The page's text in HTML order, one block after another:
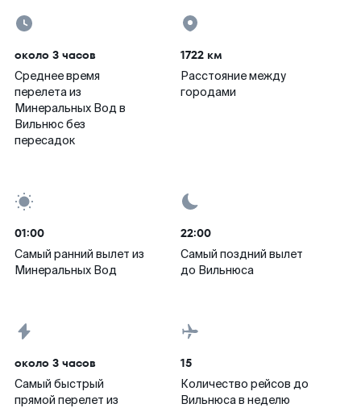
около 3 часов
Среднее время
перелета из
Минеральных Вод в
Вильнюс без
пересадок
1722 км
Расстояние между
городами
01:00
Самый ранний вылет из
Минеральных Вод
22:00
Самый поздний вылет
до Вильнюса
около 3 часов
Самый быстрый
прямой перелет из
15
Количество рейсов до
Вильнюса в неделю